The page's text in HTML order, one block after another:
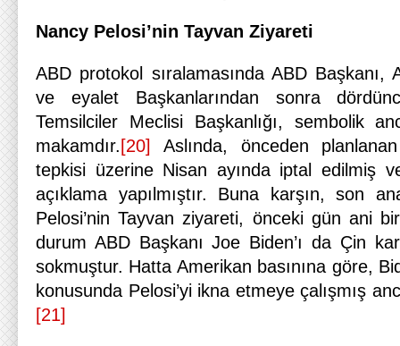
Nancy Pelosi’nin Tayvan Ziyareti
ABD protokol sıralamasında ABD Başkanı,
ve eyalet Başkanlarından sonra
Temsilciler Meclisi Başkanlığı, sembolik
makamdır. [20]
Aslında, önceden
tepkisi üzerine Nisan ayında iptal edilmiş
açıklama yapılmıştır. Buna karşın, son
Pelosi’nin Tayvan ziyareti, önceki gün ani
durum ABD Başkanı Joe Biden’ı da Çin
sokmuştur. Hatta Amerikan basınına göre,
konusunda Pelosi’yi ikna etmeye çalışmış
[21]